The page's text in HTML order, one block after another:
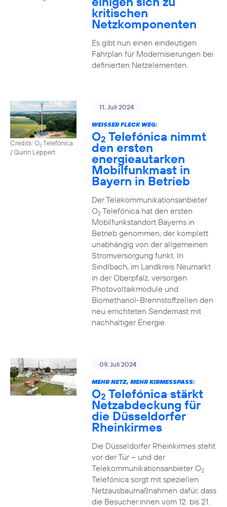
kritischen
Netzkomponenten
Es gibt nun einen eindeutigen
Fahrplan für Modernisierungen bei
definierten Netzelementen.
Credits: O2Telefónica
/ Quirin Leppert
11. Juli 2024
WEISSER FLECK WEG:
O2 Telefónica nimmt
den ersten
energieautarken
Mobilfunkmast in
Bayern in Betrieb
Der Telekommunikationsanbieter
O2Telefónica hat den ersten
Mobilfunkstandort Bayerns in
Betrieb genommen, der komplett
unabhängig von der allgemeinen
Stromversorgung funkt. In
Sindlbach, im Landkreis Neumarkt
in der Oberpfalz, versorgen
Photovoltaikmodule und
Biomethanol-Brennstoffzellen den
neu errichteten Sendemast mit
nachhaltiger Energie.
09. Juli 2024
MEHR NETZ, MEHR KIRMESSPASS:
O2 Telefónica stärkt
Netzabdeckung für
die Düsseldorfer
Rheinkirmes
Die Düsseldorfer Rheinkirmes steht
vor der Tür – und der
Telekommunikationsanbieter O2
Telefónica sorgt mit speziellen
Netzausbaumaßnahmen dafür, dass
die Besucher:innen vom 12. bis 21.